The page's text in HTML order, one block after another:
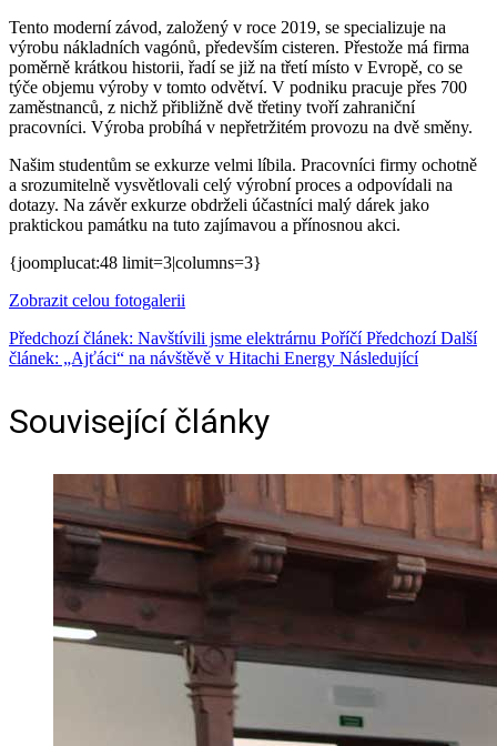
Tento moderní závod, založený v roce 2019, se specializuje na
výrobu nákladních vagónů, především cisteren. Přestože má firma
poměrně krátkou historii, řadí se již na třetí místo v Evropě, co se
týče objemu výroby v tomto odvětví. V podniku pracuje přes 700
zaměstnanců, z nichž přibližně dvě třetiny tvoří zahraniční
pracovníci. Výroba probíhá v nepřetržitém provozu na dvě směny.
Našim studentům se exkurze velmi líbila. Pracovníci firmy ochotně
a srozumitelně vysvětlovali celý výrobní proces a odpovídali na
dotazy. Na závěr exkurze obdrželi účastníci malý dárek jako
praktickou památku na tuto zajímavou a přínosnou akci.
{joomplucat:48 limit=3|columns=3}
Zobrazit celou fotogalerii
Předchozí článek: Navštívili jsme elektrárnu PoříčíPředchozí Další
článek: „Ajťáci“ na návštěvě v Hitachi Energy Následující
Související články